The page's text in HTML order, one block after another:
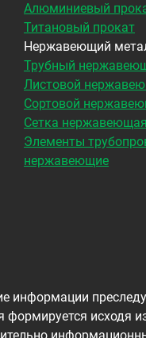
Алюминиевый
Титановый прокат
Нержавеющий
Трубный
Листовой
Сортовой
Сетка нержавеющая
Элементы
нержавеющие
информации
формируется исходя